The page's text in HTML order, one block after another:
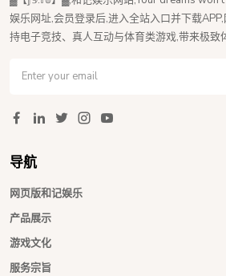
娱乐网址,会员登录后,进入全站入口并下载
持电子竞技、真人互动与体育类游戏,带来极致
导航
网页版和记娱乐
产品展示
游戏文化
服务宗旨